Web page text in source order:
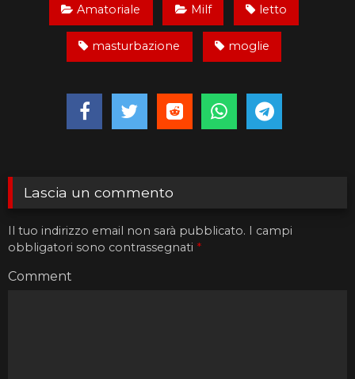
Amatoriale Milf letto
masturbazione moglie
Lascia un commento
Il tuo indirizzo email non sarà pubblicato. I campi
obbligatori sono contrassegnati *
Comment